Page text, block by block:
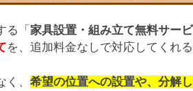
る「 家具設置・組み立て無料サー
を、追加料金なしで対応してくれ
、 希望の位置への設置や、分解